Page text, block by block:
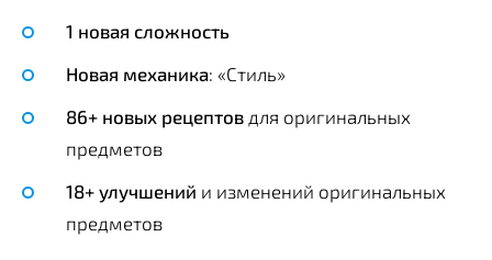
1 новая сложность
Новая механика: «Стиль»
86+ новых рецептов для оригинальных
предметов
18+ улучшений и изменений оригинальных
предметов